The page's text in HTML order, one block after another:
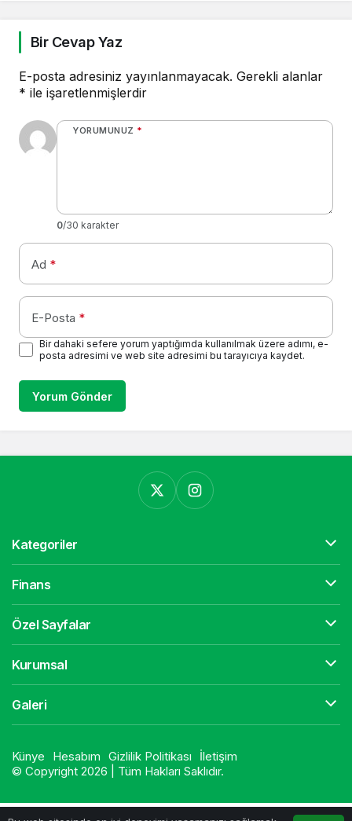
Bir Cevap Yaz
E-posta adresiniz yayınlanmayacak. Gerekli alanlar
* ile işaretlenmişlerdir
YORUMUNUZ *
0/30 karakter
Ad *
E-Posta *
Bir dahaki sefere yorum yaptığımda kullanılmak üzere adımı, e-
posta adresimi ve web site adresimi bu tarayıcıya kaydet.
Yorum Gönder
Kategoriler
Finans
Özel Sayfalar
Kurumsal
Galeri
Künye Hesabım Gizlilik Politikası
İletişim
© Copyright 2026 | Tüm Hakları Saklıdır.